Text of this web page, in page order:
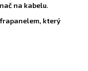
na kabelu.
který